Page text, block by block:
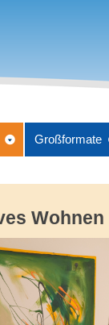
Großformate
Wohnen